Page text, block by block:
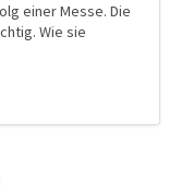
einer Messe. Die
Wie sie